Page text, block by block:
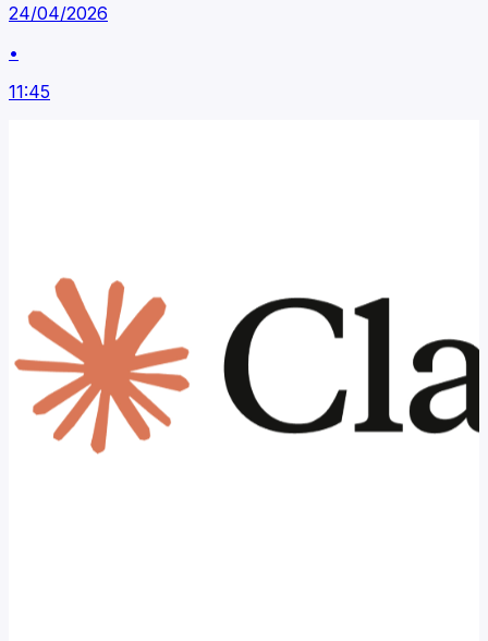
24/04/2026
•
11:45